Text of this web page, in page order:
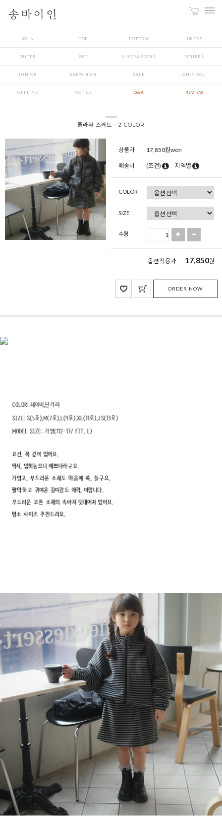
BY IN TOP BOTTOM DRESS
OUTER SET SHOES&SOCKS OTHERS
JUNIOR BABY&MOM SALE ONLY YOU
OFFLINE NOTICE Q&A REVIEW
클라라 스커트 - 2 COLOR
상품가 17,850원won
배송비 (조건) 지역별
COLOR
SIZE
수량
옵션 적용가 17,850원
ORDER NOW